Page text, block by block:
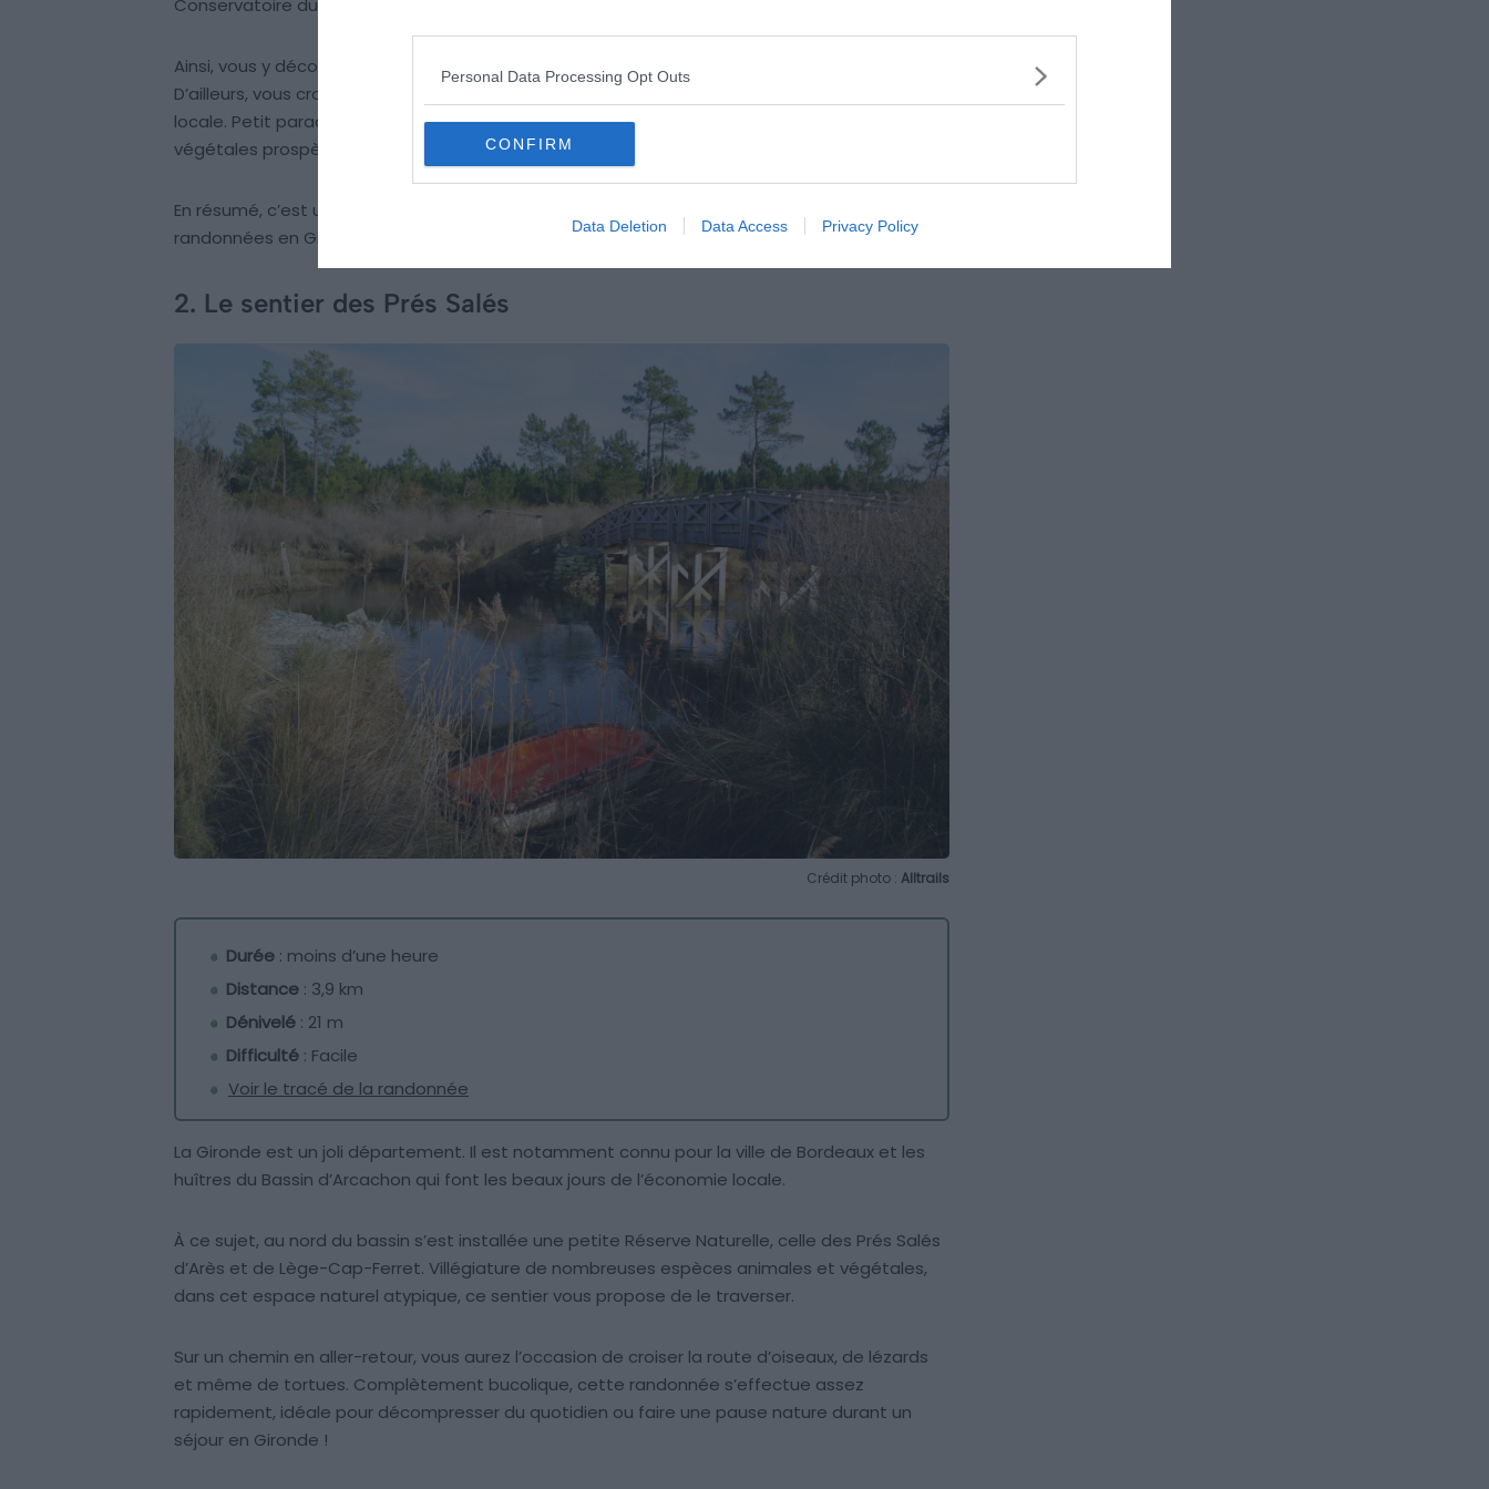
Personal Data Processing Opt Outs
CONFIRM
Data Deletion Data Access Privacy Policy
Ainsi, vous y découvrirez des prairies humides, des marais, quelques prés et des bassins.
D’ailleurs, vous croiserez probablement la route de canards et d’autres espèces de la faune
locale. Petit paradis naturel pour les animaux, c’est aussi l’endroit où de nombreuses espèces
végétales prospèrent.
En résumé, c’est un écrin de verdure si précieux, qu’il vous donnera envie de faire d’autres
randonnées en Gironde !
2. Le sentier des Prés Salés
Crédit photo : Alltrails
Durée : moins d’une heure
Distance : 3,9 km
Dénivelé : 21 m
Difficulté : Facile
Voir le tracé de la randonnée
La Gironde est un joli département. Il est notamment connu pour la ville de Bordeaux et les
huîtres du Bassin d’Arcachon qui font les beaux jours de l’économie locale.
À ce sujet, au nord du bassin s’est installée une petite Réserve Naturelle, celle des Prés Salés
d’Arès et de Lège-Cap-Ferret. Villégiature de nombreuses espèces animales et végétales,
dans cet espace naturel atypique, ce sentier vous propose de le traverser.
Sur un chemin en aller-retour, vous aurez l’occasion de croiser la route d’oiseaux, de lézards
et même de tortues. Complètement bucolique, cette randonnée s’effectue assez
rapidement, idéale pour décompresser du quotidien ou faire une pause nature durant un
séjour en Gironde !